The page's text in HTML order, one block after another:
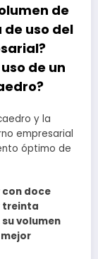
de
uso del
de un
y la
empresarial
óptimo de
con doce
treinta
volumen